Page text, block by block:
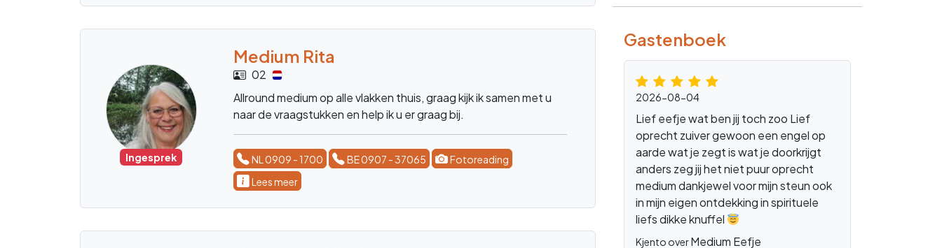
Beschikbaar
Medium Helen
spiritueelcoach
doorgeefluik
27
.Ik ben spiritueel coach
NL 0909 - 1700 BE 0907 - 37065 Lees meer
Medium Angel
Gastenboek
2026-08-04
Lief eefje wat ben jij toch zoo Lief
oprecht zuiver gewoon een engel op
aarde wat je zegt is wat je doorkrijgt
anders zeg jij het niet puur oprecht
medium dankjewel voor mijn steun ook
in mijn eigen ontdekking in spirituele
liefs dikke knuffel
Kjento overMedium Eefje